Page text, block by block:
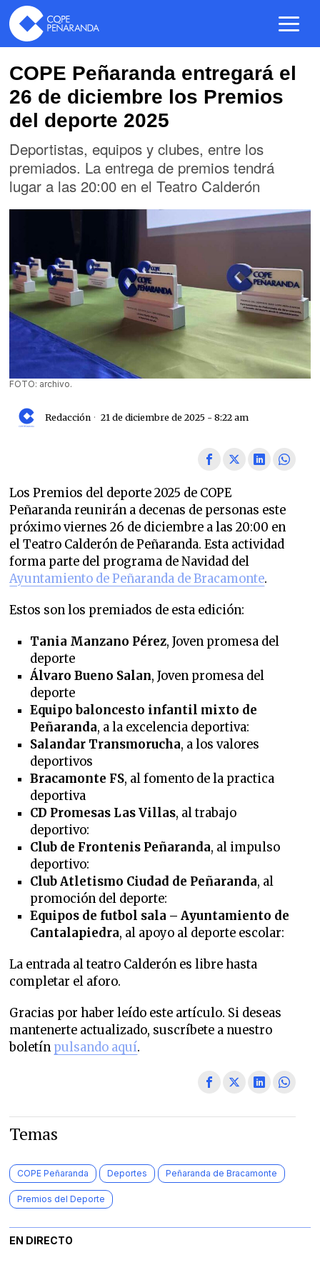
COPE Peñaranda entregará el
26 de diciembre los Premios
del deporte 2025
Deportistas, equipos y clubes, entre los
premiados. La entrega de premios tendrá
lugar a las 20:00 en el Teatro Calderón
FOTO: archivo.
Redacción 21 de diciembre de 2025 - 8:22 am
Los Premios del deporte 2025 de COPE
Peñaranda reunirán a decenas de personas este
próximo viernes 26 de diciembre a las 20:00 en
el Teatro Calderón de Peñaranda. Esta actividad
forma parte del programa de Navidad del
Ayuntamiento de Peñaranda de Bracamonte.
Estos son los premiados de esta edición:
Tania Manzano Pérez, Joven promesa del
deporte
Álvaro Bueno Salan, Joven promesa del
deporte
Equipo baloncesto infantil mixto de
Peñaranda, a la excelencia deportiva:
Salandar Transmorucha, a los valores
deportivos
Bracamonte FS, al fomento de la practica
deportiva
CD Promesas Las Villas, al trabajo
deportivo:
Club de Frontenis Peñaranda, al impulso
deportivo:
Club Atletismo Ciudad de Peñaranda, al
promoción del deporte:
Equipos de futbol sala – Ayuntamiento de
Cantalapiedra, al apoyo al deporte escolar:
La entrada al teatro Calderón es libre hasta
completar el aforo.
Gracias por haber leído este artículo. Si deseas
mantenerte actualizado, suscríbete a nuestro
boletín pulsando aquí.
Temas
COPE Peñaranda Deportes Peñaranda de Bracamonte
Premios del Deporte
EN DIRECTO